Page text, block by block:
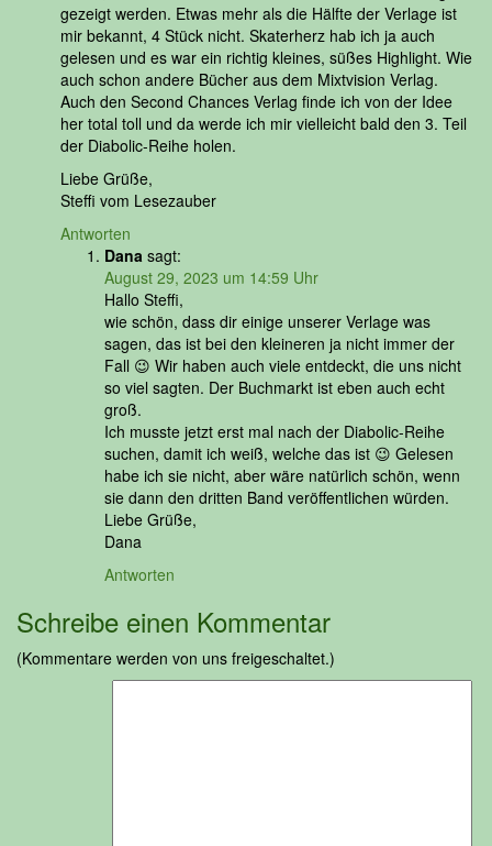
gezeigt werden. Etwas mehr als die Hälfte der Verlage ist
mir bekannt, 4 Stück nicht. Skaterherz hab ich ja auch
gelesen und es war ein richtig kleines, süßes Highlight. Wie
auch schon andere Bücher aus dem Mixtvision Verlag.
Auch den Second Chances Verlag finde ich von der Idee
her total toll und da werde ich mir vielleicht bald den 3. Teil
der Diabolic-Reihe holen.
Liebe Grüße,
Steffi vom Lesezauber
Antworten
Dana sagt:
August 29, 2023 um 14:59 Uhr
Hallo Steffi,
wie schön, dass dir einige unserer Verlage was
sagen, das ist bei den kleineren ja nicht immer der
Fall 😉 Wir haben auch viele entdeckt, die uns nicht
so viel sagten. Der Buchmarkt ist eben auch echt
groß.
Ich musste jetzt erst mal nach der Diabolic-Reihe
suchen, damit ich weiß, welche das ist 😉 Gelesen
habe ich sie nicht, aber wäre natürlich schön, wenn
sie dann den dritten Band veröffentlichen würden.
Liebe Grüße,
Dana
Antworten
Schreibe einen Kommentar
(Kommentare werden von uns freigeschaltet.)